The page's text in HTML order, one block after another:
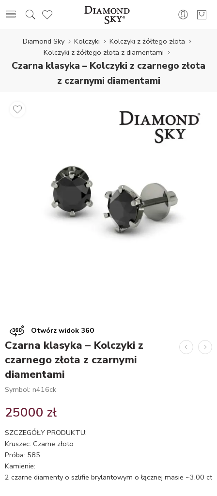
Diamond Sky Kolczyki
Kolczyki z żółtego złota
Kolczyki z żółtego złota z diamentami
Czarna klasyka – Kolczyki z czarnego złota
z czarnymi diamentami
Otwórz widok 360
Czarna klasyka – Kolczyki z
czarnego złota z czarnymi
diamentami
Symbol: n416ck
25000 zł
SZCZEGÓŁY PRODUKTU:
Kruszec: Czarne złoto
Próba: 585
Kamienie:
2 czarne diamenty o szlifie brylantowym o łącznej masie ~3.00 ct